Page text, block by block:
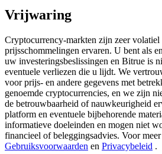
Register & Trade to Win 500,000
Precious Metals Trading Carnival
Trade Gold & Silver · 33,333
USDT New User Exclusive 10%
Vrijwaring
Cryptocurrency-markten zijn zeer volatiel
prijsschommelingen ervaren. U bent als
uw investeringsbeslissingen en Bitrue is
eventuele verliezen die u lijdt. We
voor prijs- en andere gegevens met
genoemde cryptocurrencies, en we zijn
de betrouwbaarheid of nauwkeurigheid
platform en eventuele bijbehorende
informatieve doeleinden en mogen niet
financieel of beleggingsadvies. Voor
Gebruiksvoorwaarden en Privacybeleid .